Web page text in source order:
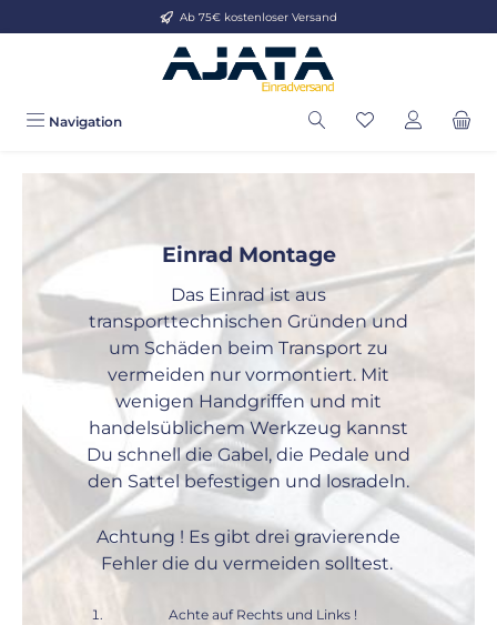
Zum Hauptinhalt springenAb 75€ kostenloser Versand
Navigation
Einrad Montage
Das Einrad ist aus
transporttechnischen Gründen und
um Schäden beim Transport zu
vermeiden nur vormontiert. Mit
wenigen Handgriffen und mit
handelsüblichem Werkzeug kannst
Du schnell die Gabel, die Pedale und
den Sattel befestigen und losradeln.
Achtung ! Es gibt drei gravierende
Fehler die du vermeiden solltest.
Achte auf Rechts und Links !